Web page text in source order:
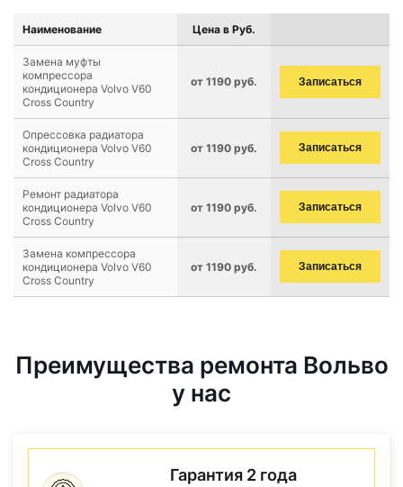
Наименование Цена в Руб.
Замена муфты
компрессора
кондиционера Volvo V60
Cross Country
от 1190 руб. Записаться
Опрессовка радиатора
кондиционера Volvo V60
Cross Country
от 1190 руб. Записаться
Ремонт радиатора
кондиционера Volvo V60
Cross Country
от 1190 руб. Записаться
Замена компрессора
кондиционера Volvo V60
Cross Country
от 1190 руб. Записаться
Преимущества ремонта Вольво
у нас
Гарантия 2 года